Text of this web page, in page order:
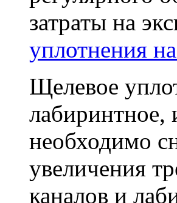
затраты на
уплотнения
Щелевое
лабиринтное,
необходимо
увеличения
каналов и